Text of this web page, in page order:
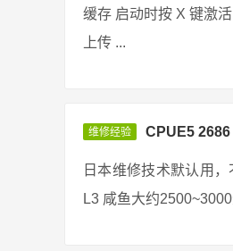
缓存 启动时按 X 键激
上传 ...
维修经验 CPUE5
日本维修技术默认用
L3 咸鱼大约